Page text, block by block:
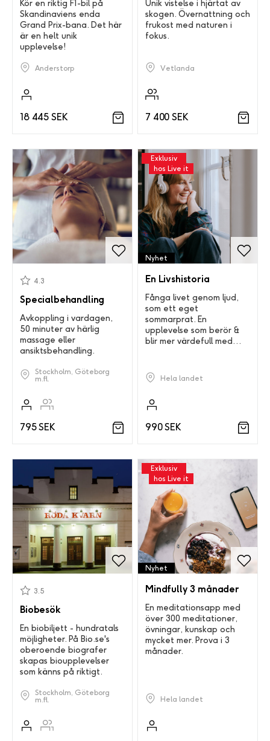
Kör en riktig F1-bil på
Skandinaviens enda
Grand Prix-bana. Det här
är en helt unik
upplevelse!
Anderstorp
18 445 SEK
Unik vistelse i hjärtat av
skogen. Övernattning och
frukost med naturen i
fokus.
Vetlanda
7 400 SEK
Specialbehandling
4.3
Avkoppling i vardagen,
50 minuter av härlig
massage eller
ansiktsbehandling.
Stockholm, Göteborg
m.fl.
795 SEK
Nyhet
Exklusiv
hos Live it
En Livshistoria
Fånga livet genom ljud,
som ett eget
sommarprat. En
upplevelse som berör &
blir mer värdefull med
Hela landet
990 SEK
Biobesök
3.5
En biobiljett - hundratals
möjligheter. På Bio.se's
oberoende biografer
skapas bioupplevelser
som känns på riktigt.
Stockholm, Göteborg
m.fl.
Nyhet
Exklusiv
hos Live it
Mindfully 3 månader
En meditationsapp med
över 300 meditationer,
övningar, kunskap och
mycket mer. Prova i 3
månader.
Hela landet